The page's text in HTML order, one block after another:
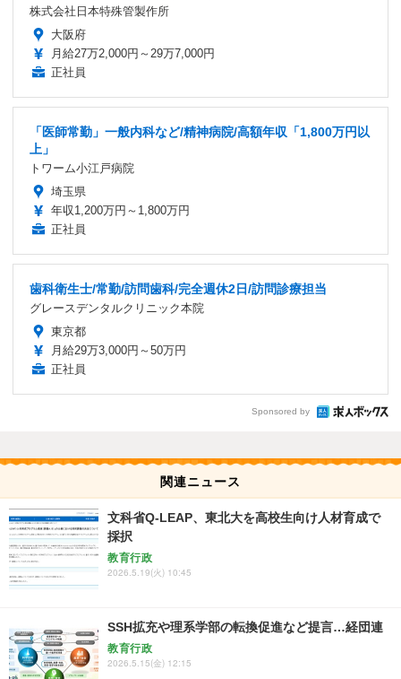
株式会社日本特殊管製作所
大阪府
月給27万2,000円～29万7,000円
正社員
「医師常勤」一般内科など/精神病院/高額年収「1,800万円以
上」
トワーム小江戸病院
埼玉県
年収1,200万円～1,800万円
正社員
歯科衛生士/常勤/訪問歯科/完全週休2日/訪問診療担当
グレースデンタルクリニック本院
東京都
月給29万3,000円～50万円
正社員
Sponsored by
関連ニュース
文科省Q-LEAP、東北大を高校生向け人材育成で
採択
教育行政
2026.5.19(火) 10:45
SSH拡充や理系学部の転換促進など提言…経団連
教育行政
2026.5.15(金) 12:15